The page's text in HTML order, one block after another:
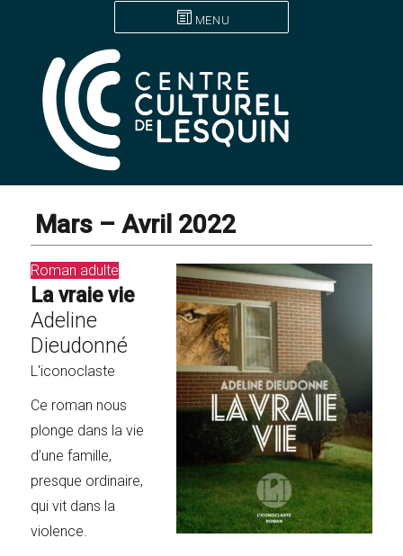
MENU
Mars – Avril 2022
Roman adulte
La vraie vie
Adeline
Dieudonné
L'iconoclaste
Ce roman nous
plonge dans la vie
d’une famille,
presque ordinaire,
qui vit dans la
violence.